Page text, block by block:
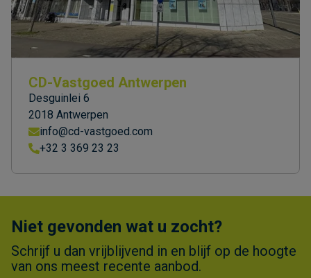
CD-Vastgoed Antwerpen
Desguinlei 6
2018 Antwerpen
info@cd-vastgoed.com
+32 3 369 23 23
Niet gevonden wat u zocht?
Schrijf u dan vrijblijvend in en blijf op de hoogte
van ons meest recente aanbod.